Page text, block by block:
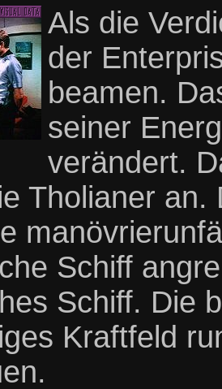
Als die
der
beamen.
seiner
verändert.
Tholianer
Schiff
Schiff. Die
Kraftfeld